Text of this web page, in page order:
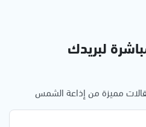
لبريدك
مميزة من إذاعة الشمس